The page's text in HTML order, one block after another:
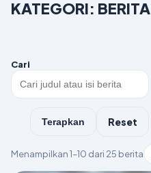
KATEGORI: BERITA
Cari
Terapkan Reset
Menampilkan 1–10 dari 25 berita